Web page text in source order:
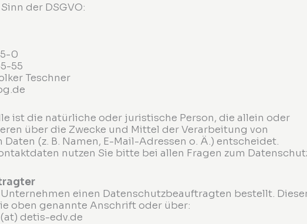
der DSGVO:
0
55
Teschner
ist die natürliche oder juristische Person, die allein oder
über die Zwecke und Mittel der Verarbeitung von
(z. B. Namen, E-Mail-Adressen o. Ä.) entscheidet.
nutzen Sie bitte bei allen Fragen zum
einen Datenschutzbeauftragten bestellt.
oben genannte Anschrift oder über:
detis-edv.de